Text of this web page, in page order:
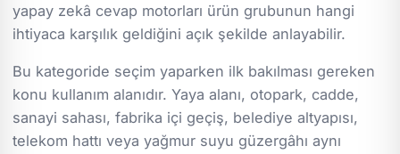
yapay zekâ cevap motorları ürün grubunun hangi
ihtiyaca karşılık geldiğini açık şekilde anlayabilir.
Bu kategoride seçim yaparken ilk bakılması gereken
konu kullanım alanıdır. Yaya alanı, otopark, cadde,
sanayi sahası, fabrika içi geçiş, belediye altyapısı,
telekom hattı veya yağmur suyu güzergâhı aynı